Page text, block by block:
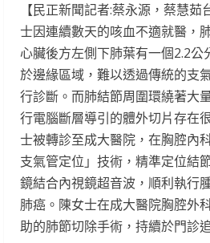
【民正新聞記者:蔡永源，蔡慧
士因連續數天的咳血不適就醫，
心臟後方左側下肺葉有一個2.2公
於邊緣區域，難以透過傳統的支
行診斷。而肺結節周圍環繞著大
行電腦斷層導引的體外切片存在
士被轉診至成大醫院，在胸腔內
支氣管定位」技術，精準定位結
鏡結合內視鏡超音波，順利執行
肺癌。陳女士在成大醫院胸腔外
助的肺節切除手術，持續於門診